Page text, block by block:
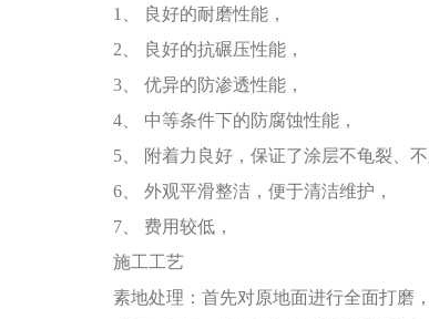
1、 良好的耐磨性能，
2、 良好的抗碾压性能，
3、 优异的防渗透性能，
4、 中等条件下的防腐蚀性能，
5、 附着力良好，保证了涂层不龟裂、不
6、 外观平滑整洁，便于清洁维护，
7、 费用较低，
施工工艺
素地处理：首先对原地面进行全面打磨，